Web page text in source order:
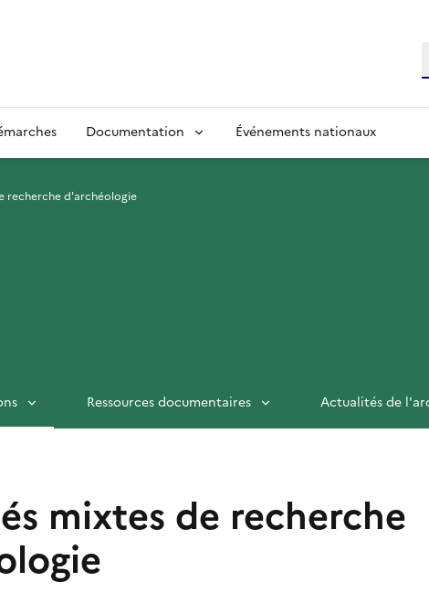
Documentation Événements nationaux
recherche d'archéologie
Ressources documentaires Actualités de
mixtes de recherche